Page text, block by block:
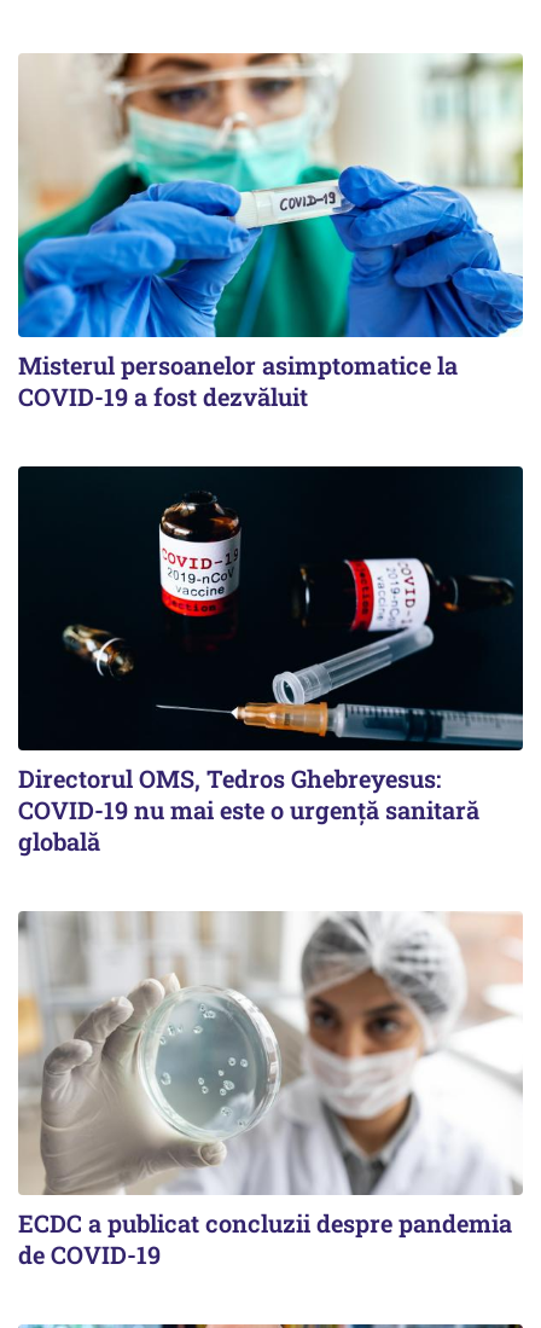
Misterul persoanelor asimptomatice la
COVID-19 a fost dezvăluit
Directorul OMS, Tedros Ghebreyesus:
COVID-19 nu mai este o urgenţă sanitară
globală
ECDC a publicat concluzii despre pandemia
de COVID-19